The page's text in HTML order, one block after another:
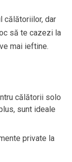
călătoriilor, dar
să te cazezi la
mai ieftine.
călătorii solo
sunt ideale
private la